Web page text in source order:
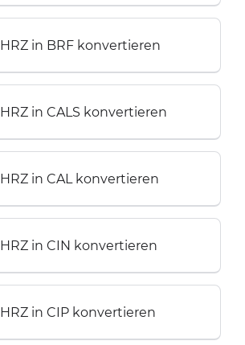
HRZ in BRF konvertieren
HRZ in CALS konvertieren
HRZ in CAL konvertieren
HRZ in CIN konvertieren
HRZ in CIP konvertieren